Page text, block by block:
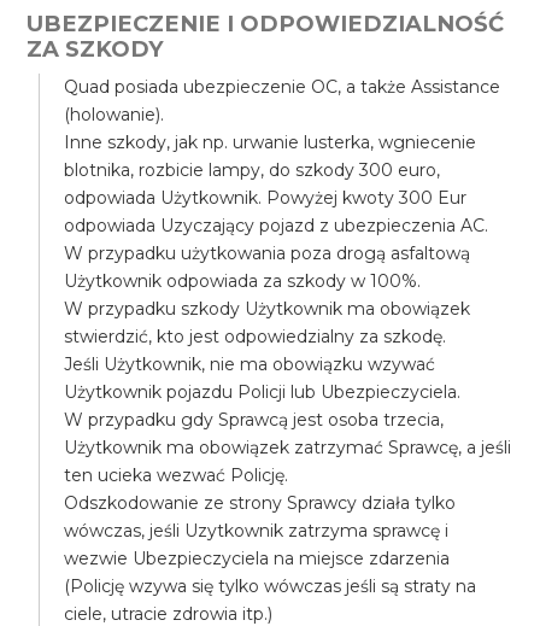
UBEZPIECZENIE I ODPOWIEDZIALNOŚĆ
ZA SZKODY
Quad posiada ubezpieczenie OC, a także Assistance
(holowanie).
Inne szkody, jak np. urwanie lusterka, wgniecenie
blotnika, rozbicie lampy, do szkody 300 euro,
odpowiada Użytkownik. Powyżej kwoty 300 Eur
odpowiada Uzyczający pojazd z ubezpieczenia AC.
W przypadku użytkowania poza drogą asfaltową
Użytkownik odpowiada za szkody w 100%.
W przypadku szkody Użytkownik ma obowiązek
stwierdzić, kto jest odpowiedzialny za szkodę.
Jeśli Użytkownik, nie ma obowiązku wzywać
Użytkownik pojazdu Policji lub Ubezpieczyciela.
W przypadku gdy Sprawcą jest osoba trzecia,
Użytkownik ma obowiązek zatrzymać Sprawcę, a jeśli
ten ucieka wezwać Policję.
Odszkodowanie ze strony Sprawcy działa tylko
wówczas, jeśli Uzytkownik zatrzyma sprawcę i
wezwie Ubezpieczyciela na miejsce zdarzenia
(Policję wzywa się tylko wówczas jeśli są straty na
ciele, utracie zdrowia itp.)